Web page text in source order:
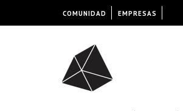
COMUNIDAD EMPRESAS